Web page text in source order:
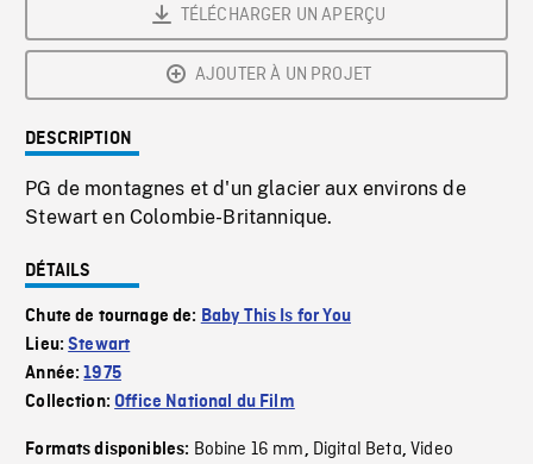
TÉLÉCHARGER UN APERÇU
AJOUTER À UN PROJET
DESCRIPTION
PG de montagnes et d'un glacier aux environs de
Stewart en Colombie-Britannique.
DÉTAILS
Chute de tournage de: Baby This Is for You
Lieu:Stewart
Année:1975
Collection:Office National du Film
Formats disponibles: Bobine 16 mm, Digital Beta,Video